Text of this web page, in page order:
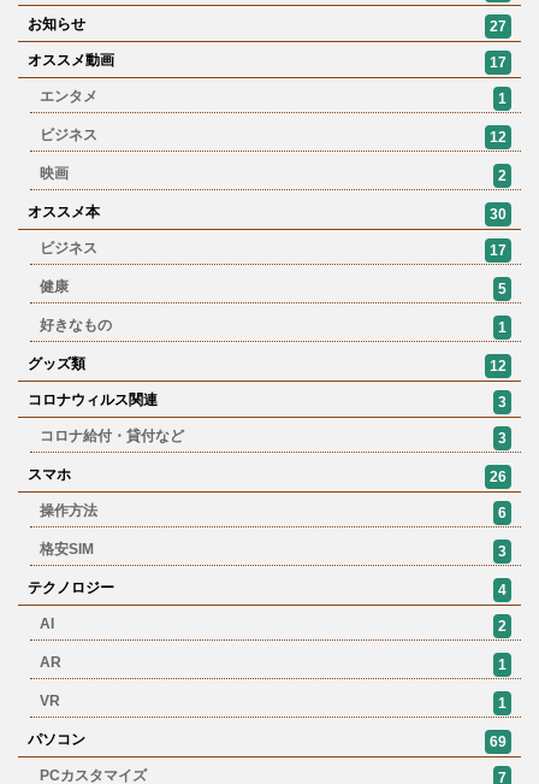
お知らせ
27
オススメ動画
17
エンタメ
1
ビジネス 12
映画 2
オススメ本
30
ビジネス
17
健康 5
好きなもの 1
グッズ類
12
コロナウィルス関連
3
コロナ給付・貸付など
3
スマホ
26
操作方法
6
格安SIM 3
テクノロジー
4
AI
2
AR 1
VR 1
パソコン
69
PCカスタマイズ
7